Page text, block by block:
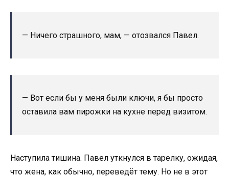
— Ничего страшного, мам, — отозвался Павел.
— Вот если бы у меня были ключи, я бы просто
оставила вам пирожки на кухне перед визитом.
Наступила тишина. Павел уткнулся в тарелку, ожидая,
что жена, как обычно, переведёт тему. Но не в этот